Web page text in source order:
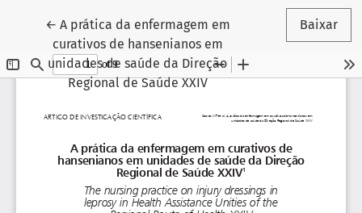
← Voltar aos Detalhes do Artigo
A prática da enfermagem em
curativos de hansenianos em
unidades de saúde da Direção
Regional de Saúde XXIV
Baixar